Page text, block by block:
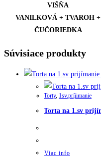
VIŠŇA
VANILKOVÁ + TVAROH +
ČUČORIEDKA
Súvisiace produkty
Torty, 1sv.príjimanie
Torta na 1.sv
Viac info